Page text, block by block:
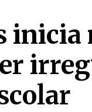
inicia